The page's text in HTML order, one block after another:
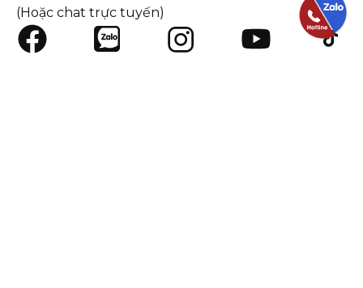
(Hoặc chat trực tuyến)